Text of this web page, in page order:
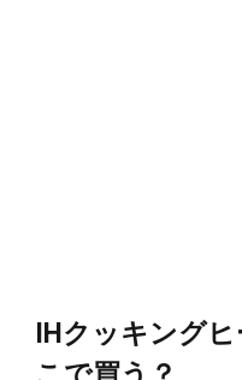
IHクッキング